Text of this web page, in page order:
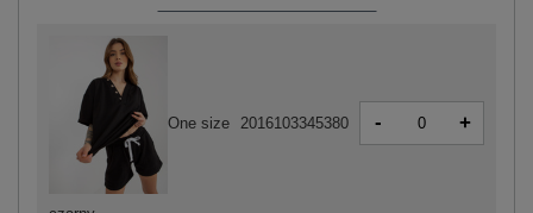
One size 2016103345380 - +